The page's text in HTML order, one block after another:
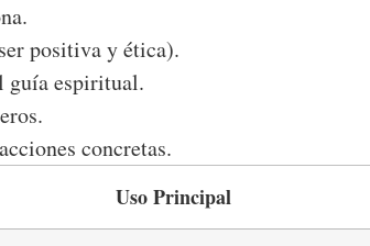
positiva y ética).
guía espiritual.
concretas.
Uso Principal